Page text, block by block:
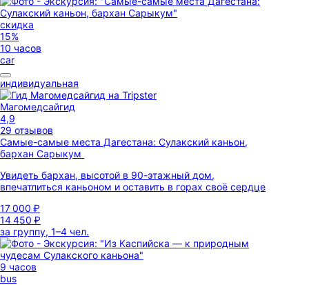
скидка
15%
10 часов
car
индивидуальная
Магомедсайгид
4,9
29 отзывов
Самые-самые места Дагестана: Сулакский каньон,
бархан Сарыкум
Увидеть бархан, высотой в 90-этажный дом,
впечатлиться каньоном и оставить в горах своё сердце
17 000 ₽
14 450 ₽
за группу, 1–4 чел.
9 часов
bus